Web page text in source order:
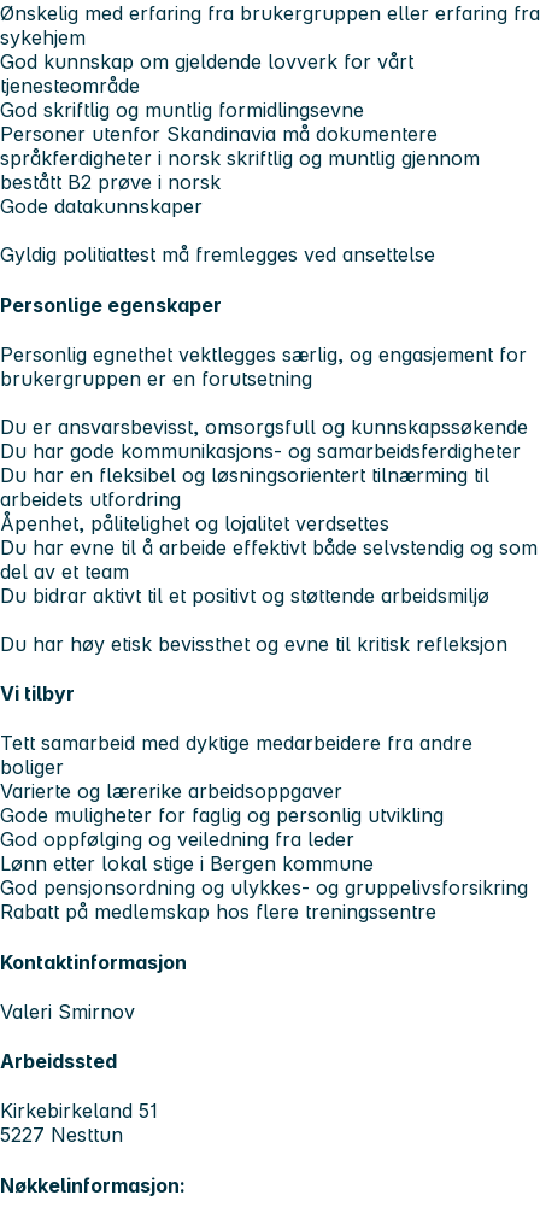
Ønskelig med erfaring fra brukergruppen eller erfaring fra
sykehjem
God kunnskap om gjeldende lovverk for vårt
tjenesteområde
God skriftlig og muntlig formidlingsevne
Personer utenfor Skandinavia må dokumentere
språkferdigheter i norsk skriftlig og muntlig gjennom
bestått B2 prøve i norsk
Gode datakunnskaper
Gyldig politiattest må fremlegges ved ansettelse
Personlige egenskaper
Personlig egnethet vektlegges særlig, og engasjement for
brukergruppen er en forutsetning
Du er ansvarsbevisst, omsorgsfull og kunnskapssøkende
Du har gode kommunikasjons- og samarbeidsferdigheter
Du har en fleksibel og løsningsorientert tilnærming til
arbeidets utfordring
Åpenhet, pålitelighet og lojalitet verdsettes
Du har evne til å arbeide effektivt både selvstendig og som
del av et team
Du bidrar aktivt til et positivt og støttende arbeidsmiljø
Du har høy etisk bevissthet og evne til kritisk refleksjon
Vi tilbyr
Tett samarbeid med dyktige medarbeidere fra andre
boliger
Varierte og lærerike arbeidsoppgaver
Gode muligheter for faglig og personlig utvikling
God oppfølging og veiledning fra leder
Lønn etter lokal stige i Bergen kommune
God pensjonsordning og ulykkes- og gruppelivsforsikring
Rabatt på medlemskap hos flere treningssentre
Kontaktinformasjon
Valeri Smirnov
Arbeidssted
Kirkebirkeland 51
5227 Nesttun
Nøkkelinformasjon: